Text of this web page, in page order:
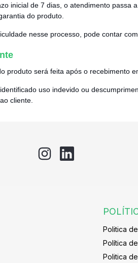
inicial de 7 dias, o atendimento passa
do produto.
nesse processo, pode contar
produto será feita após o recebimento
uso indevido ou
cliente.
Politica
Política
Politica